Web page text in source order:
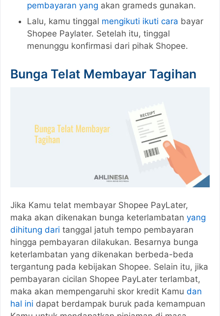
pembayaran yang akan grameds gunakan.
Lalu, kamu tinggal mengikuti ikuti cara bayar
Shopee Paylater. Setelah itu, tinggal
menunggu konfirmasi dari pihak Shopee.
Bunga Telat Membayar Tagihan
Jika Kamu telat membayar Shopee PayLater,
maka akan dikenakan bunga keterlambatan yang
dihitung dari tanggal jatuh tempo pembayaran
hingga pembayaran dilakukan. Besarnya bunga
keterlambatan yang dikenakan berbeda-beda
tergantung pada kebijakan Shopee. Selain itu, jika
pembayaran cicilan Shopee PayLater terlambat,
maka akan mempengaruhi skor kredit Kamu dan
hal ini dapat berdampak buruk pada kemampuan